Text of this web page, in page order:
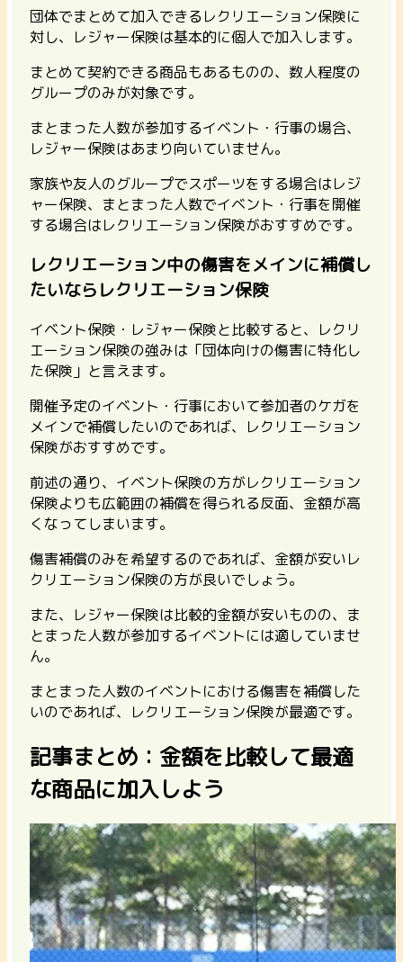
団体でまとめて加入できるレクリエーション保険に
対し、レジャー保険は基本的に個人で加入します。
まとめて契約できる商品もあるものの、数人程度の
グループのみが対象です。
まとまった人数が参加するイベント・行事の場合、
レジャー保険はあまり向いていません。
家族や友人のグループでスポーツをする場合はレジ
ャー保険、まとまった人数でイベント・行事を開催
する場合はレクリエーション保険がおすすめです。
レクリエーション中の傷害をメインに補償し
たいならレクリエーション保険
イベント保険・レジャー保険と比較すると、レクリ
エーション保険の強みは「団体向けの傷害に特化し
た保険」と言えます。
開催予定のイベント・行事において参加者のケガを
メインで補償したいのであれば、レクリエーション
保険がおすすめです。
前述の通り、イベント保険の方がレクリエーション
保険よりも広範囲の補償を得られる反面、金額が高
くなってしまいます。
傷害補償のみを希望するのであれば、金額が安いレ
クリエーション保険の方が良いでしょう。
また、レジャー保険は比較的金額が安いものの、ま
とまった人数が参加するイベントには適していませ
ん。
まとまった人数のイベントにおける傷害を補償した
いのであれば、レクリエーション保険が最適です。
記事まとめ：金額を比較して最適
な商品に加入しよう